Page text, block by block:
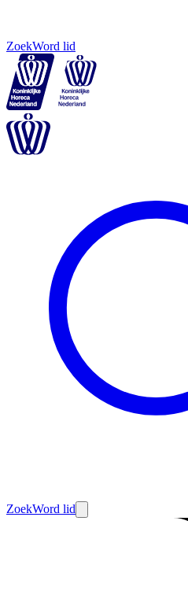
ZoekWord lid
ZoekWord lid